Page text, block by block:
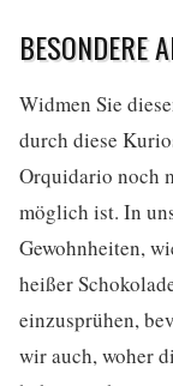
BESONDERE
Widmen Sie
durch diese
Orquidario noch
möglich ist. In
Gewohnheiten,
heißer
einzusprühen,
wir auch, woher